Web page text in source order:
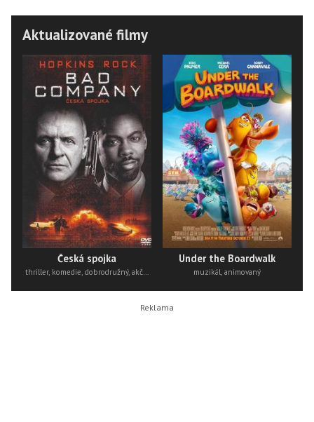
Aktualizované filmy
Česká spojka
thriller, komedie, dobrodružný, akční
Under the Boardwalk
muzikál, animovaný